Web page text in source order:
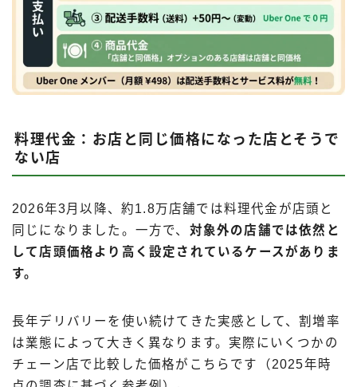
料理代金：お店と同じ価格になった店とそうで
ない店
2026年3月以降、約1.8万店舗では料理代金が店頭と
同じになりました。一方で、 対象外の店舗では依然と
して店頭価格より高く設定されているケースがありま
す。
長年デリバリーを使い続けてきた実感として、割増率
は業態によって大きく異なります。実際にいくつかの
チェーン店で比較した価格がこちらです（2025年時